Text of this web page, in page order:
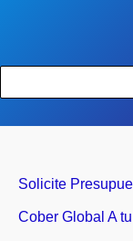
Solicite
Cober Global A